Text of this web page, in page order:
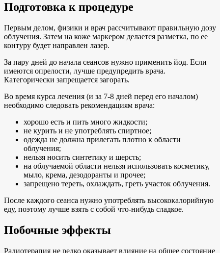
Подготовка к процедуре
Первым делом, физики и врач рассчитывают правильную дозу
облучения. Затем на коже маркером делается разметка, по ее
контуру будет направлен лазер.
За пару дней до начала сеансов нужно применить йод. Если
имеются опрелости, лучше предупредить врача.
Категорически запрещается загорать.
Во время курса лечения (и за 7-8 дней перед его началом)
необходимо следовать рекомендациям врача:
хорошо есть и пить много жидкости;
не курить и не употреблять спиртное;
одежда не должна прилегать плотно к области
облучения;
нельзя носить синтетику и шерсть;
на облучаемой области нельзя использовать косметику,
мыло, крема, дезодоранты и прочее;
запрещено тереть, охлаждать, греть участок облучения.
После каждого сеанса нужно употреблять высококалорийную
еду, поэтому лучше взять с собой что-нибудь сладкое.
Побочные эффекты
Радиотерапия не редко оказывает влияние на общее состояние